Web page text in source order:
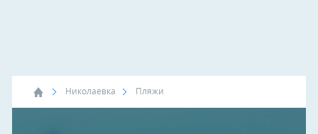
Николаевка Пляжи